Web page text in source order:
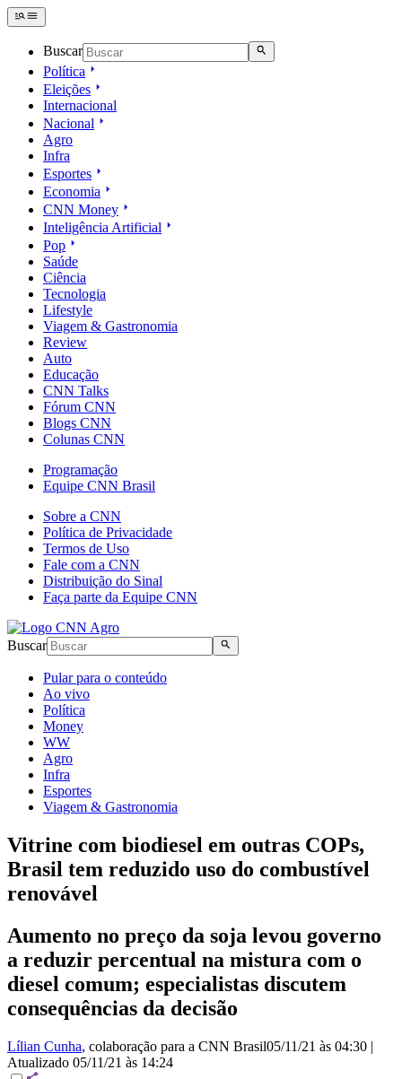
Buscar
Política
Eleições
Internacional
Nacional
Agro
Infra
Esportes
Economia
CNN Money
Inteligência Artificial
Pop
Saúde
Ciência
Tecnologia
Lifestyle
Viagem & Gastronomia
Review
Auto
Educação
CNN Talks
Fórum CNN
Blogs CNN
Colunas CNN
Programação
Equipe CNN Brasil
Sobre a CNN
Política de Privacidade
Termos de Uso
Fale com a CNN
Distribuição do Sinal
Faça parte da Equipe CNN
Buscar
Pular para o conteúdo
Ao vivo
Política
Money
WW
Agro
Infra
Esportes
Viagem & Gastronomia
Vitrine com biodiesel em outras COPs,
Brasil tem reduzido uso do combustível
renovável
Aumento no preço da soja levou governo
a reduzir percentual na mistura com o
diesel comum; especialistas discutem
consequências da decisão
Lílian Cunha, colaboração para a CNN Brasil05/11/21 às 04:30 |
Atualizado 05/11/21 às 14:24